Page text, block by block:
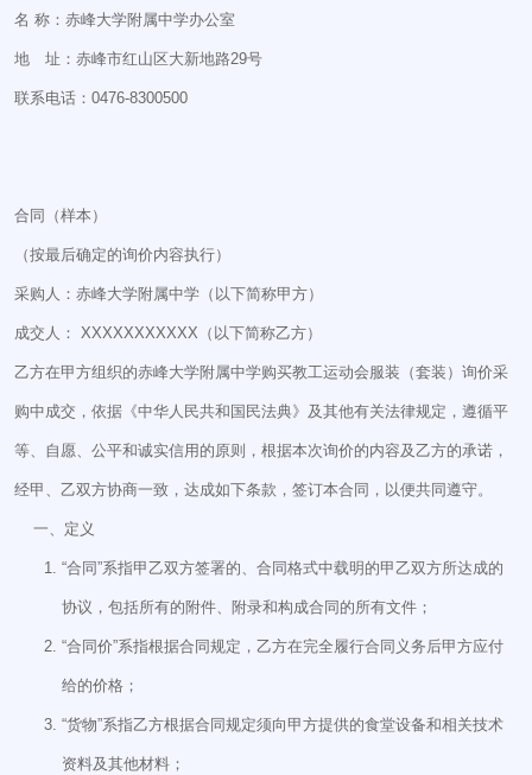
名 称：赤峰大学附属中学办公室
地 址：赤峰市红山区大新地路29号
联系电话：0476-8300500
合同（样本）
（按最后确定的询价内容执行）
采购人：赤峰大学附属中学（以下简称甲方）
成交人： XXXXXXXXXXX（以下简称乙方）
乙方在甲方组织的赤峰大学附属中学购买教工运动会服装（套装）询价采
购中成交，依据《中华人民共和国民法典》及其他有关法律规定，遵循平
等、自愿、公平和诚实信用的原则，根据本次询价的内容及乙方的承诺，
经甲、乙双方协商一致，达成如下条款，签订本合同，以便共同遵守。
一、定义
“合同”系指甲乙双方签署的、合同格式中载明的甲乙双方所达成的
协议，包括所有的附件、附录和构成合同的所有文件；
“合同价”系指根据合同规定，乙方在完全履行合同义务后甲方应付
给的价格；
“货物”系指乙方根据合同规定须向甲方提供的食堂设备和相关技术
资料及其他材料；